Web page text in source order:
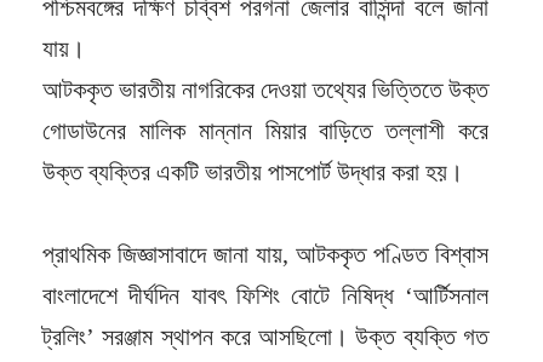
পশ্চিমবঙ্গের দক্ষিণ চব্বিশ পরগনা জেলার বাসিন্দা বলে জানা
যায়।
আটককৃত ভারতীয় নাগরিকের দেওয়া তথ্যের ভিত্তিতে উক্ত
গোডাউনের মালিক মান্নান মিয়ার বাড়িতে তল্লাশী করে
উক্ত ব্যক্তির একটি ভারতীয় পাসপোর্ট উদ্ধার করা হয়।
প্রাথমিক জিজ্ঞাসাবাদে জানা যায়, আটককৃত পণ্ডিত বিশ্বাস
বাংলাদেশে দীর্ঘদিন যাবৎ ফিশিং বোটে নিষিদ্ধ ‘আর্টিসনাল
ট্রলিং’ সরঞ্জাম স্থাপন করে আসছিলো। উক্ত ব্যক্তি গত